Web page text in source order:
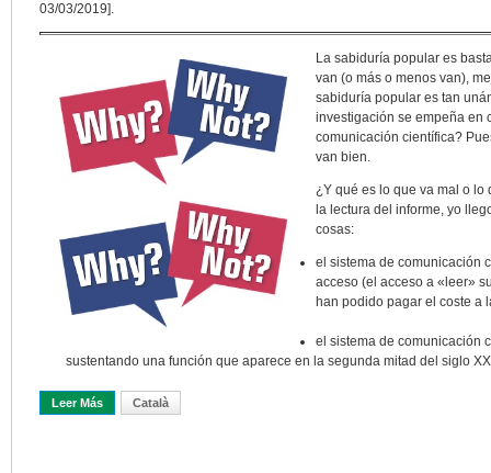
03/03/2019].
La sabiduría popular es
van (o más o menos van),
sabiduría popular es tan
investigación se empeña en
comunicación científica?
van bien.
¿Y qué es lo que va mal o
la lectura del informe, yo
cosas:
el sistema de comunicación
acceso (el acceso a «leer»
han podido pagar el coste a
el sistema de comunicación
sustentando una función que aparece en la segunda mitad del siglo
Leer Más Sobre ¿Si El Sistema De La Comunicación Científica No
Català